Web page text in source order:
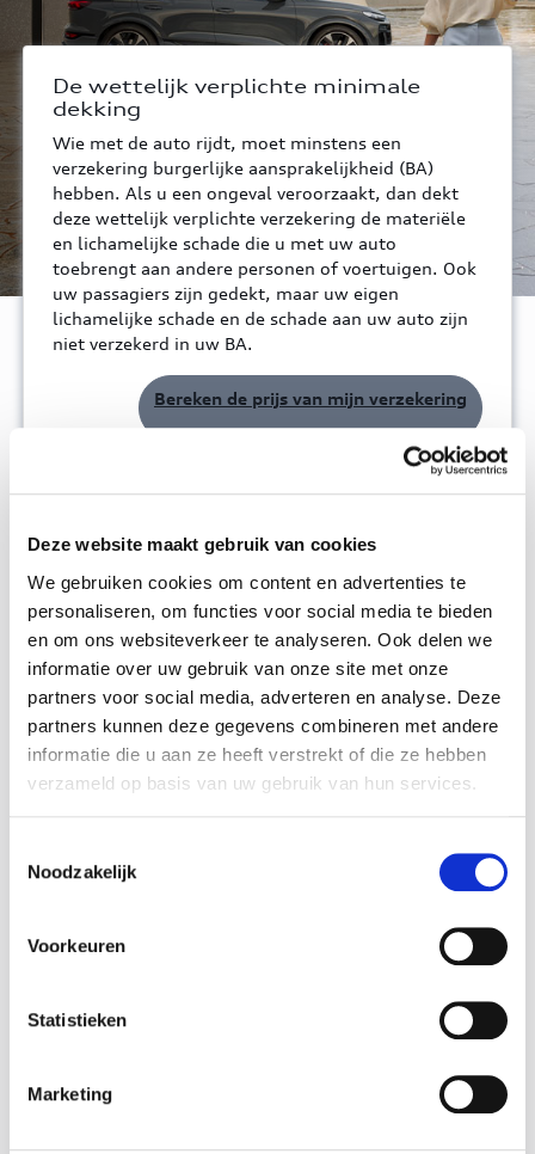
Deze website maakt gebruik van cookies
We gebruiken cookies om content en advertenties te
personaliseren, om functies voor social media te bieden
en om ons websiteverkeer te analyseren. Ook delen we
informatie over uw gebruik van onze site met onze
partners voor social media, adverteren en analyse. Deze
partners kunnen deze gegevens combineren met andere
informatie die u aan ze heeft verstrekt of die ze hebben
verzameld op basis van uw gebruik van hun services.
Noodzakelijk
Voorkeuren
Statistieken
Marketing
De wettelijk verplichte minimale
dekking
Wie met de auto rijdt, moet minstens een
verzekering burgerlijke aansprakelijkheid (BA)
hebben. Als u een ongeval veroorzaakt, dan dekt
deze wettelijk verplichte verzekering de materiële
en lichamelijke schade die u met uw auto
toebrengt aan andere personen of voertuigen. Ook
uw passagiers zijn gedekt, maar uw eigen
lichamelijke schade en de schade aan uw auto zijn
niet verzekerd in uw BA.
Bereken de prijs van mijn verzekering
Wat is gedekt?
Mijn aansprakelijkheid, mijn passagiers en
derden
Burgerlijke aansprakelijkheid
Mijn voertuig
Brand
Personaliseer uw verzekering met